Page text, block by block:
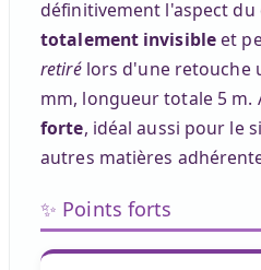
définitivement l'aspect du
totalement invisibleet
retirélors d'une retouche
mm, longueur totale 5 m.
forte, idéal aussi pour le
autres matières
✨ Points forts